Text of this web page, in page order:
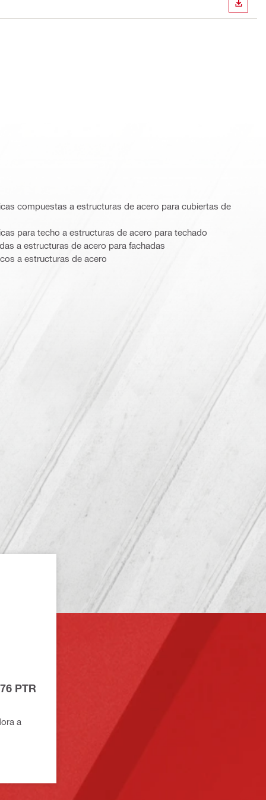
compuestas a estructuras de acero para cubiertas de
para techo a estructuras de acero para techado
a estructuras de acero para fachadas
a estructuras de acero
PTR
a